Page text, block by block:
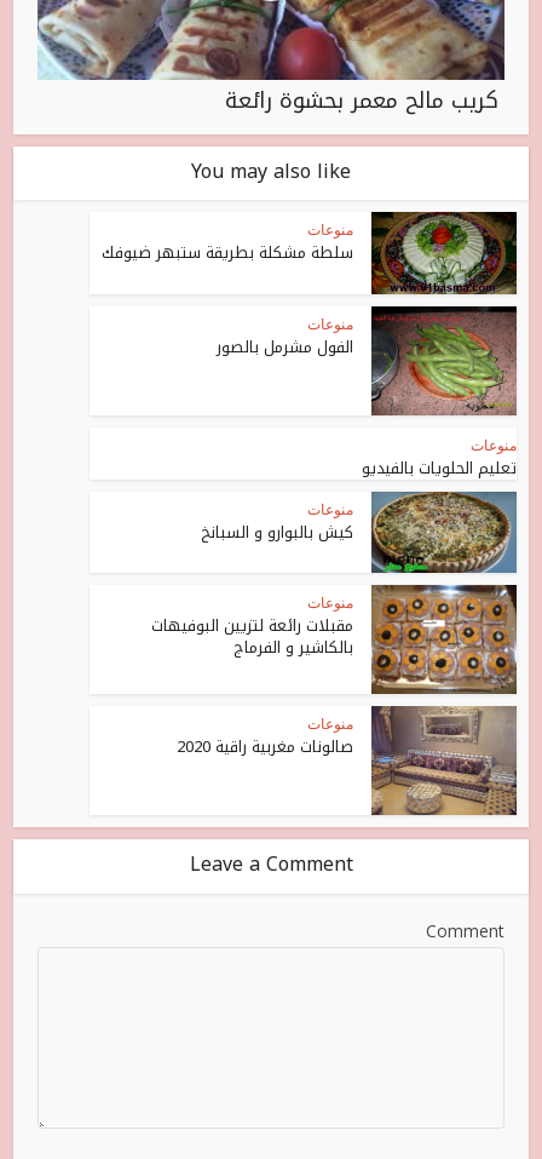
كريب مالح معمر بحشوة رائعة
You may also like
منوعات
سلطة مشكلة بطريقة ستبهر ضيوفك
منوعات
الفول مشرمل بالصور
منوعات
تعليم الحلويات بالفيديو
منوعات
كيش بالبوارو و السبانخ
منوعات
مقبلات رائعة لتزيين البوفيهات
بالكاشير و الفرماج
منوعات
صالونات مغربية راقية 2020
Leave a Comment
Comment